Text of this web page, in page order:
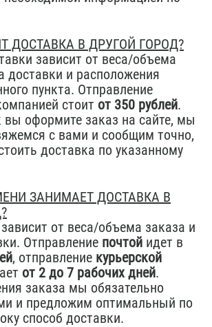
ДОСТАВКА В ДРУГОЙ ГОРОД?
зависит от веса/объема
доставки и расположения
пункта. Отправление
стоит от 350 рублей.
вы оформите заказ на сайте, мы
с вами и сообщим точно,
доставка по указанному
ЗАНИМАЕТ ДОСТАВКА В
от веса/объема заказа и
Отправление почтой идет в
, отправление курьерской
от 2 до 7 рабочих дней.
заказа мы обязательно
и предложим оптимальный по
способ доставки.